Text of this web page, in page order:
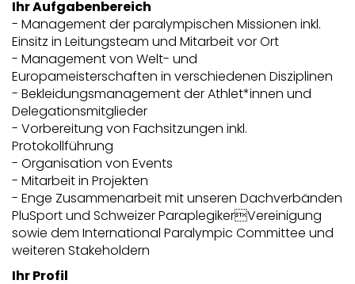
Ihr Aufgabenbereich
- Management der paralympischen Missionen inkl.
Einsitz in Leitungsteam und Mitarbeit vor Ort
- Management von Welt- und
Europameisterschaften in verschiedenen Disziplinen
- Bekleidungsmanagement der Athlet*innen und
Delegationsmitglieder
- Vorbereitung von Fachsitzungen inkl.
Protokollführung
- Organisation von Events
- Mitarbeit in Projekten
- Enge Zusammenarbeit mit unseren Dachverbänden
PluSport und Schweizer ParaplegikerVereinigung
sowie dem International Paralympic Committee und
weiteren Stakeholdern
Ihr Profil